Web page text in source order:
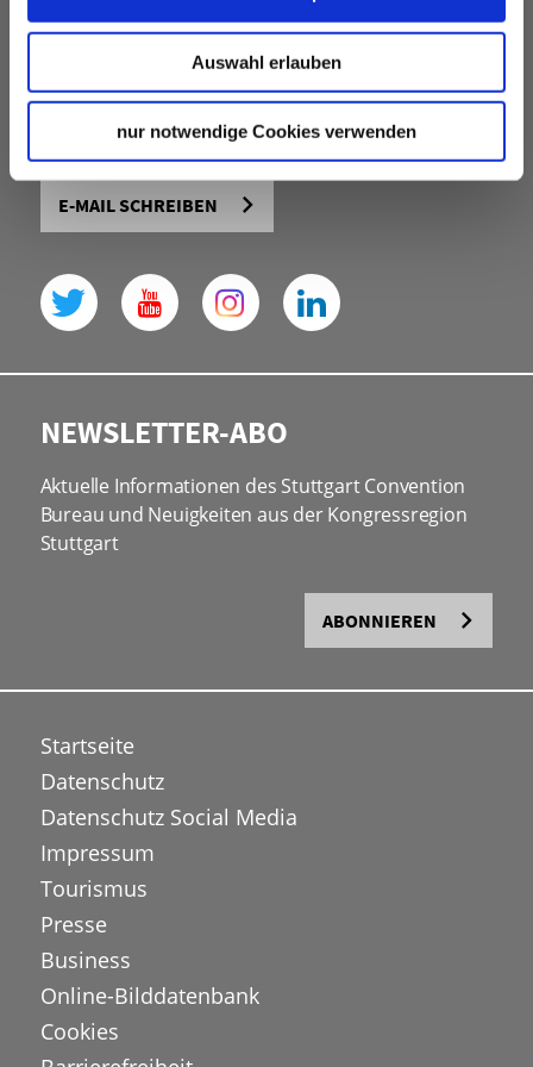
Auswahl erlauben
nur notwendige Cookies verwenden
Stuttgart Convention Bureau
offizieller Partner der Landeshauptstadt Stuttgart
und der Region
E-MAIL SCHREIBEN
NEWSLETTER-ABO
Aktuelle Informationen des Stuttgart Convention
Bureau und Neuigkeiten aus der Kongressregion
Stuttgart
ABONNIEREN
Startseite
Datenschutz
Datenschutz Social Media
Impressum
Tourismus
Presse
Business
Online-Bilddatenbank
Cookies